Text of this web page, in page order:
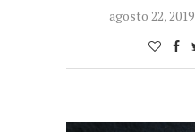
agosto 22, 2019